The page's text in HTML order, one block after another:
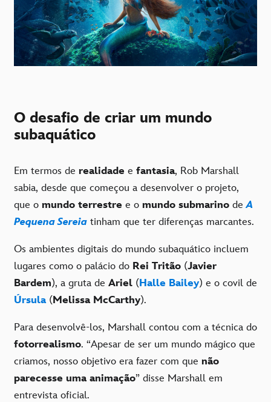
O desafio de criar um mundo
subaquático
Em termos de realidade e fantasia, Rob Marshall
sabia, desde que começou a desenvolver o projeto,
que o mundo terrestre e o mundo submarino deA
Pequena Sereia tinham que ter diferenças marcantes.
Os ambientes digitais do mundo subaquático incluem
lugares como o palácio do Rei Tritão (Javier
Bardem), a gruta de Ariel (Halle Bailey) e o covil de
Úrsula(Melissa McCarthy).
Para desenvolvê-los, Marshall contou com a técnica do
fotorrealismo. “Apesar de ser um mundo mágico que
criamos, nosso objetivo era fazer com que não
parecesse uma animação” disse Marshall em
entrevista oficial.